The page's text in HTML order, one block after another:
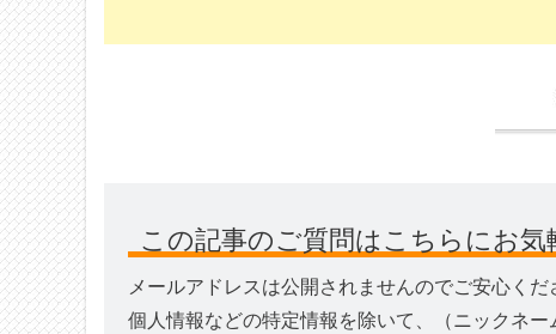
この記事のご質問はこちらにお
メールアドレスは公開されませんのでご安心くだ
個人情報などの特定情報を除いて、（ニックネ